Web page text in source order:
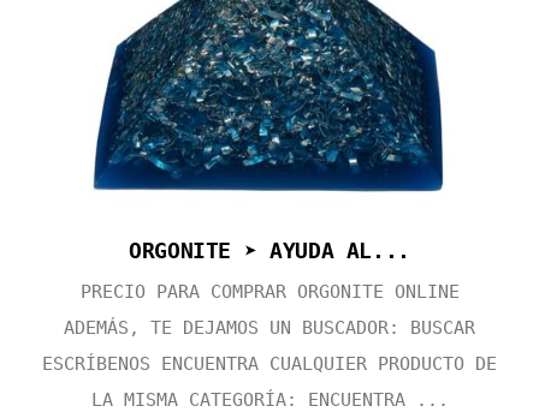
ORGONITE ➤ AYUDA AL...
PRECIO PARA COMPRAR ORGONITE ONLINE
ADEMÁS, TE DEJAMOS UN BUSCADOR: BUSCAR
ESCRÍBENOS ENCUENTRA CUALQUIER PRODUCTO DE
LA MISMA CATEGORÍA: ENCUENTRA ...